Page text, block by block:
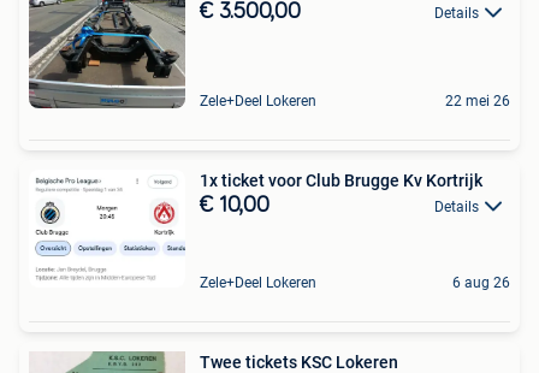
€ 3.500,00 Details
Zele+Deel Lokeren 22 mei 26
1x ticket voor Club Brugge Kv Kortrijk
€ 10,00 Details
Zele+Deel Lokeren 6 aug 26
Twee tickets KSC Lokeren